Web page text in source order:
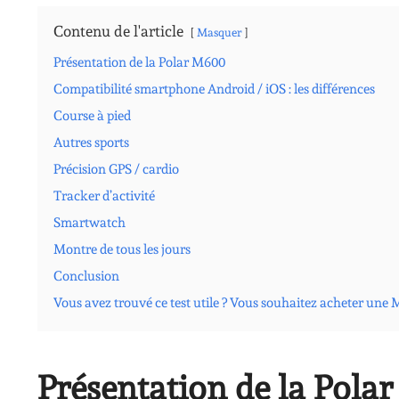
Contenu de l'article Masquer
Présentation de la Polar M600
Compatibilité smartphone Android / iOS : les différences
Course à pied
Autres sports
Précision GPS / cardio
Tracker d’activité
Smartwatch
Montre de tous les jours
Conclusion
Vous avez trouvé ce test utile ? Vous souhaitez acheter une
Présentation de la